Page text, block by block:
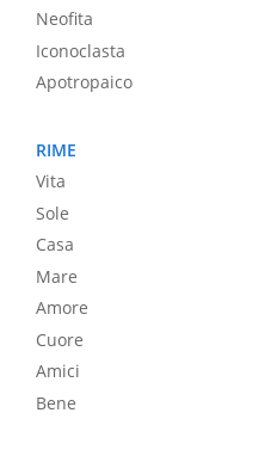
Neofita
Iconoclasta
Apotropaico
RIME
Vita
Sole
Casa
Mare
Amore
Cuore
Amici
Bene